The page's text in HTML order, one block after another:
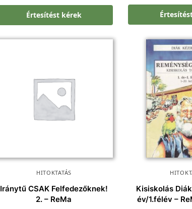
Értesítést kérek
HITOKTATÁS
Iránytű CSAK Felfedezőknek!
2. – ReMa
Kisiskolás
év/1.félév –